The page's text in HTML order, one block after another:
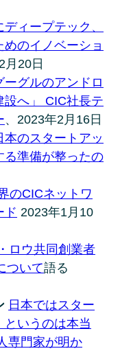
ィープテック、
のイノベーショ
月20日
グルのアンドロ
設へ」 CIC社長テ
、2023年2月16日
本のスタートアッ
る準備が整ったの
のCICネットワ
ド 2023年1月10
ロウ共同創業者
ついて語る
日本ではスター
というのは本当
専門家が明か